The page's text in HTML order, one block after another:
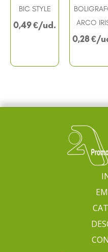
BIC STYLE
0,49€
ARCO
0,28€